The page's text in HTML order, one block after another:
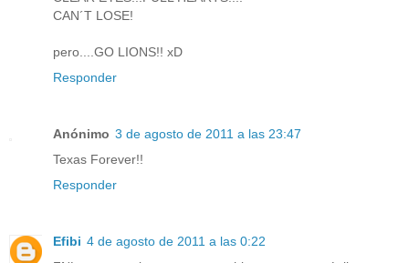
CAN´T LOSE!
pero....GO LIONS!! xD
Responder
Anónimo 3 de agosto de 2011 a las 23:47
Texas Forever!!
Responder
Efibi 4 de agosto de 2011 a las 0:22